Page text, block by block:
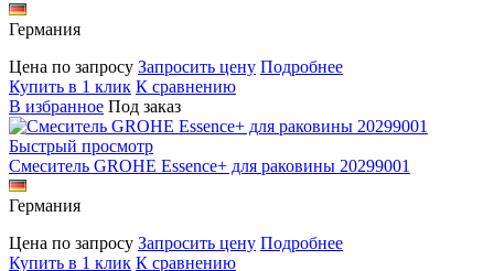
Германия
Цена по запросу Запросить цену Подробнее
Купить в 1 клик К сравнению
В избранное Под заказ
Быстрый просмотр
Смеситель GROHE Essence+ для раковины 20299001
Германия
Цена по запросу Запросить цену Подробнее
Купить в 1 клик К сравнению